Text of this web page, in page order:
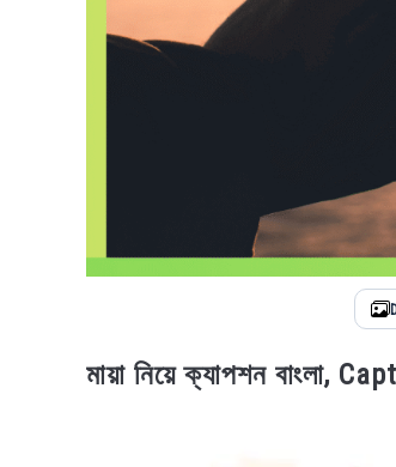
মায়া নিয়ে ক্যাপশন